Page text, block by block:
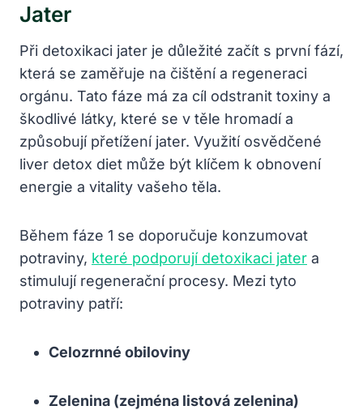
Jater
Při detoxikaci jater je důležité začít s první fází,
která se zaměřuje na čištění a regeneraci
orgánu. Tato fáze má za cíl odstranit toxiny a
škodlivé látky, které se v těle hromadí a
způsobují přetížení jater. Využití osvědčené
liver detox diet může být klíčem k obnovení
energie a vitality vašeho těla.
Během fáze 1 se doporučuje konzumovat
potraviny, které podporují detoxikaci jater a
stimulují regenerační procesy. Mezi tyto
potraviny patří:
Celozrnné obiloviny
Zelenina (zejména listová zelenina)